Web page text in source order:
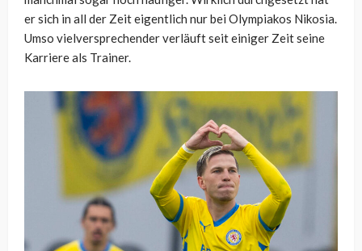
er sich in all der Zeit eigentlich nur bei Olympiakos Nikosia.
Umso vielversprechender verläuft seit einiger Zeit seine
Karriere als Trainer.